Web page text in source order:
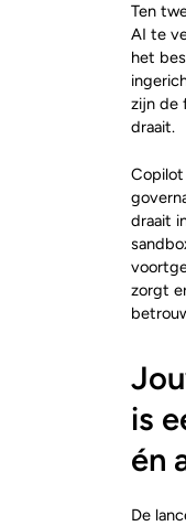
Ten
AI te
het
zijn de
draait.
draait
zorgt
is
én
De